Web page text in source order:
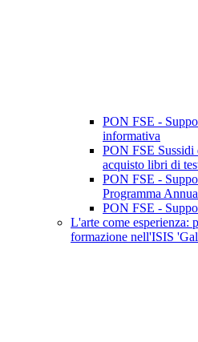
PON FSE -
informativa
PON FSE
acquisto libri di
PON FSE -
Programma
PON FSE -
L'arte come esperienza:
formazione nell'ISIS